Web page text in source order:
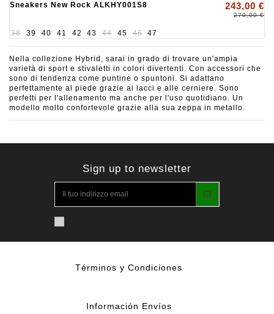
Sneakers New Rock ALKHY001S8 243,00 €
270,00 €
38 39 40 41 42 43 44 45 46 47
Nella collezione Hybrid, sarai in grado di trovare un'ampia
varietà di sport e stivaletti in colori divertenti.
Con accessori che
sono di tendenza come puntine o spuntoni.
Si adattano
perfettamente al piede grazie ai lacci e alle cerniere.
Sono
perfetti per l'allenamento ma anche per l'uso quotidiano.
Un
modello molto confortevole grazie alla sua zeppa in metallo.
Sign up to newsletter
Términos y Condiciones
Información Envíos